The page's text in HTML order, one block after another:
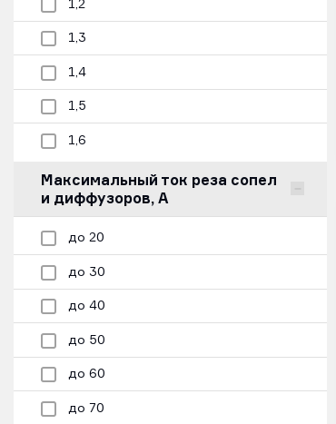
1,2
1,3
1,4
1,5
1,6
Максимальный ток реза сопел
и диффузоров, А
до 20
до 30
до 40
до 50
до 60
до 70